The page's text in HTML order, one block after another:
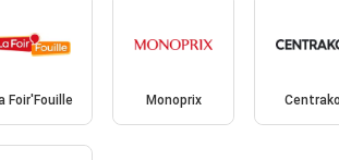
Foir'Fouille Monoprix